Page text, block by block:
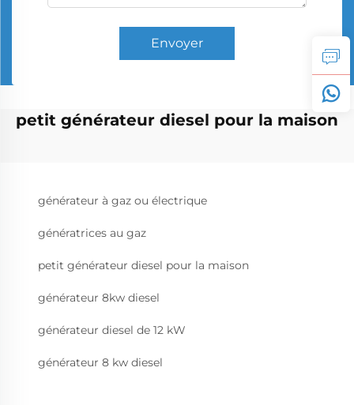
Envoyer
petit générateur diesel pour la maison
générateur à gaz ou électrique
génératrices au gaz
petit générateur diesel pour la maison
générateur 8kw diesel
générateur diesel de 12 kW
générateur 8 kw diesel